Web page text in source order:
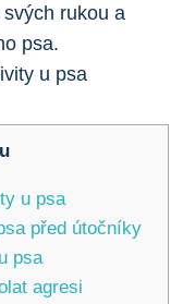
rukou a
psa.
u psa
před útočníky
psa
agresi